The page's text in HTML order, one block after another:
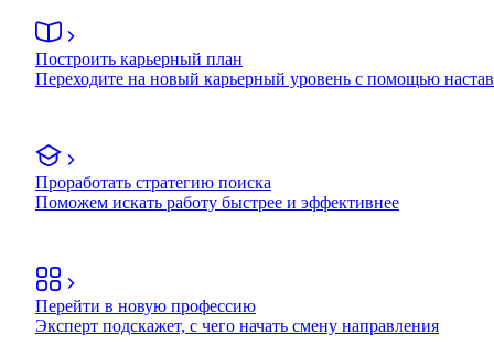
Построить карьерный план
Переходите на новый карьерный уровень с помощью
Проработать стратегию поиска
Поможем искать работу быстрее и эффективнее
Перейти в новую профессию
Эксперт подскажет, с чего начать смену направления